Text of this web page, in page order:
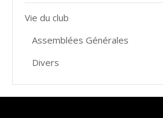
Vie du club
Assemblées Générales
Divers